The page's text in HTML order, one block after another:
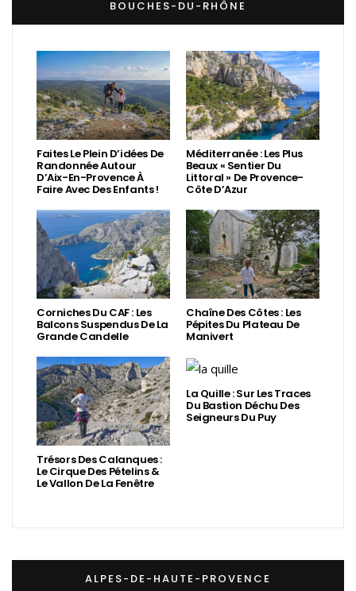
BOUCHES-DU-RHÔNE
Faites Le Plein D’idées De
Randonnée Autour
D’Aix-En-Provence À
Faire Avec Des Enfants !
Méditerranée : Les Plus
Beaux « Sentier Du
Littoral » De Provence-
Côte D’Azur
Corniches Du CAF : Les
Balcons Suspendus De La
Grande Candelle
Chaîne Des Côtes : Les
Pépites Du Plateau De
Manivert
Trésors Des Calanques :
Le Cirque Des Pételins &
Le Vallon De La Fenêtre
La Quille : Sur Les Traces
Du Bastion Déchu Des
Seigneurs Du Puy
ALPES-DE-HAUTE-PROVENCE